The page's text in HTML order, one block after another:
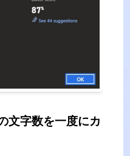
文字数を一度にカ